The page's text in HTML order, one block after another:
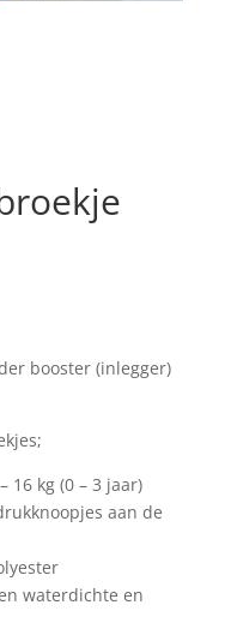
booster (inlegger)
16 kg (0 – 3 jaar)
aan de
waterdichte en